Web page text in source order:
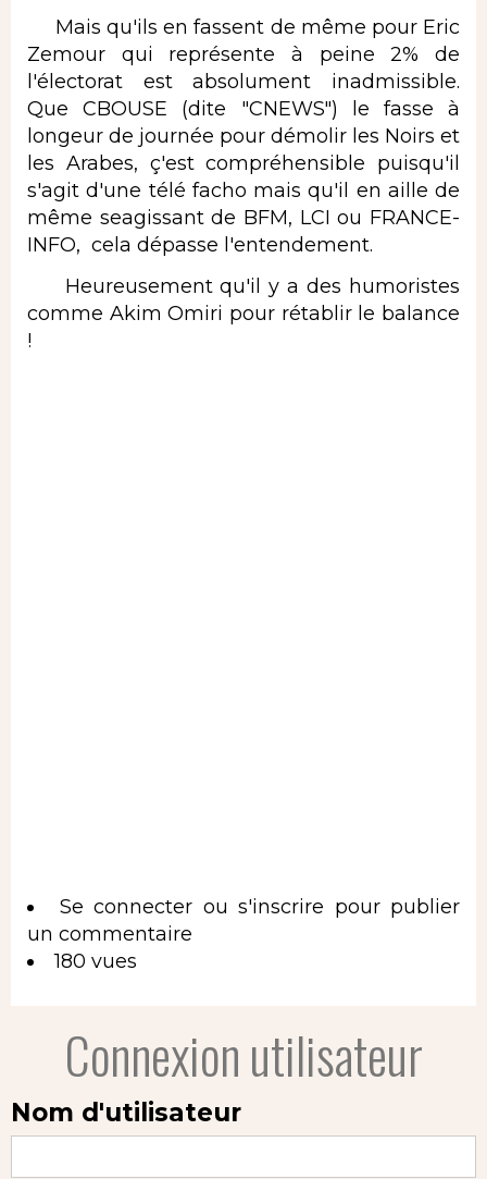
Mais qu'ils en fassent de même pour Eric
Zemour qui représente à peine 2% de
l'électorat est absolument inadmissible.
Que CBOUSE (dite "CNEWS") le fasse à
longeur de journée pour démolir les Noirs et
les Arabes, ç'est compréhensible puisqu'il
s'agit d'une télé facho mais qu'il en aille de
même seagissant de BFM, LCI ou FRANCE-
INFO, cela dépasse l'entendement.
Heureusement qu'il y a des humoristes
comme Akim Omiri pour rétablir le balance
!
Se connecter ou s'inscrire pour publier
un commentaire
180 vues
Connexion utilisateur
Nom d'utilisateur